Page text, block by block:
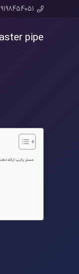
pipe
مستر پایپ ارائه